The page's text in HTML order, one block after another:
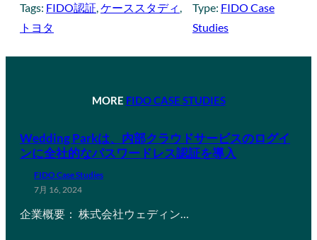
Tags: FIDO認証, ケーススタディ
トヨタ
Type: FIDO Case
Studies
MORE FIDO CASE STUDIES
Wedding Parkは、内部クラウドサービスのログイ
ンに全社的なパスワードレス認証を導入
FIDO Case Studies
7月 16, 2024
企業概要： 株式会社ウェディン…